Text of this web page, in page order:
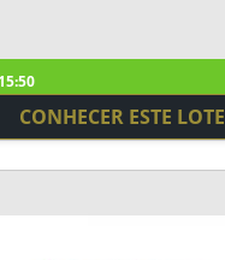
CONHECER ESTE LOTE